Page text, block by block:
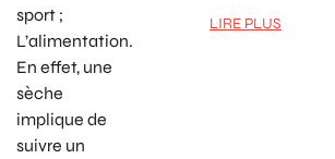
sport ;
L’alimentation.
En effet, une
sèche
implique de
suivre un
LIRE PLUS